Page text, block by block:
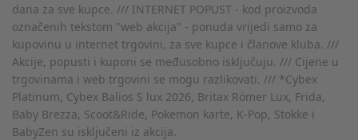
dana za sve kupce. /// INTERNET POPUST - kod proizvoda
označenih tekstom "web akcija" - ponuda vrijedi samo za
kupovinu u internet trgovini, za sve kupce i članove kluba. ///
Akcije, popusti i kuponi se međusobno isključuju. /// Cijene u
trgovinama i web trgovini se mogu razlikovati. /// *Cybex
Platinum, Cybex Balios S lux 2026, Britax Römer Lux, Frida,
Baby Brezza, Scoot&Ride, Pokemon karte, K-Pop, Stokke i
BabyZen su isključeni iz akcija.